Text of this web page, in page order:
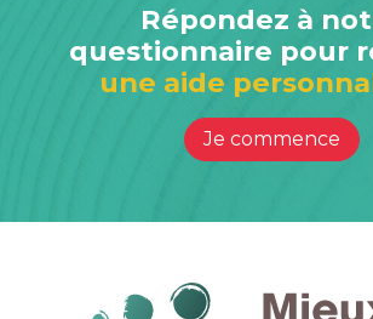
Répondez à
questionnaire pour
une aide
Je commence